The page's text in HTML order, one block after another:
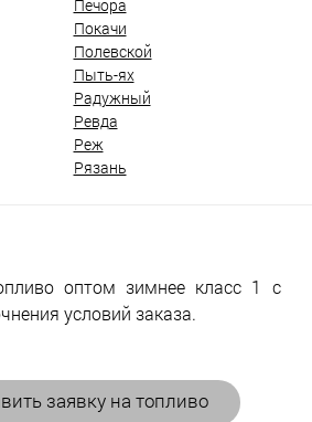
Печора
Покачи
Полевской
Пыть-ях
Радужный
Ревда
Реж
Рязань
оптом зимнее класс 1 с
условий заказа.
заявку на топливо